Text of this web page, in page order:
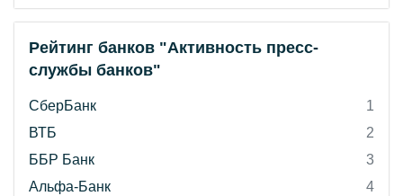
Рейтинг банков "Активность пресс-
службы банков"
СберБанк
1
ВТБ
2
ББР Банк
3
Альфа-Банк
4